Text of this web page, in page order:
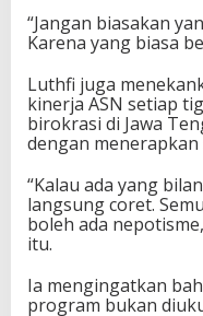
“Jangan biasakan
Karena yang biasa
Luthfi juga
kinerja ASN setiap
birokrasi di Jawa
dengan
“Kalau ada yang
langsung coret.
boleh ada
itu.
Ia mengingatkan
program bukan